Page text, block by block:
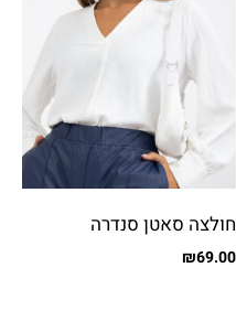
חולצה סאטן סנדרה
₪69.00